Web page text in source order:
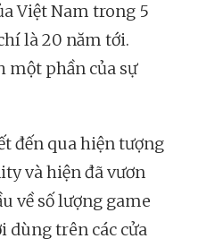
Việt Nam trong 5
là 20 năm tới.
một phần của sự
đến qua hiện tượng
và hiện đã vươn
về số lượng game
dùng trên các cửa